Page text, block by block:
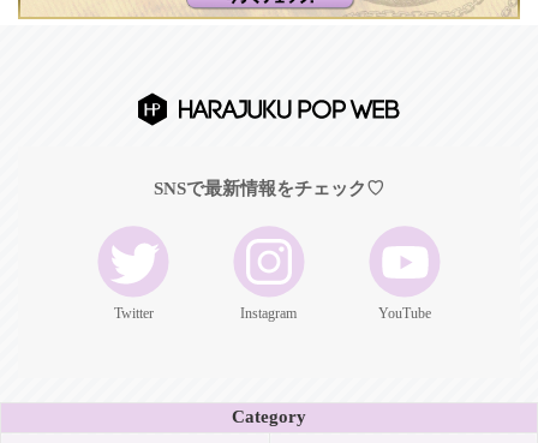
SNSで最新情報をチェック♡
Twitter Instagram YouTube
Category